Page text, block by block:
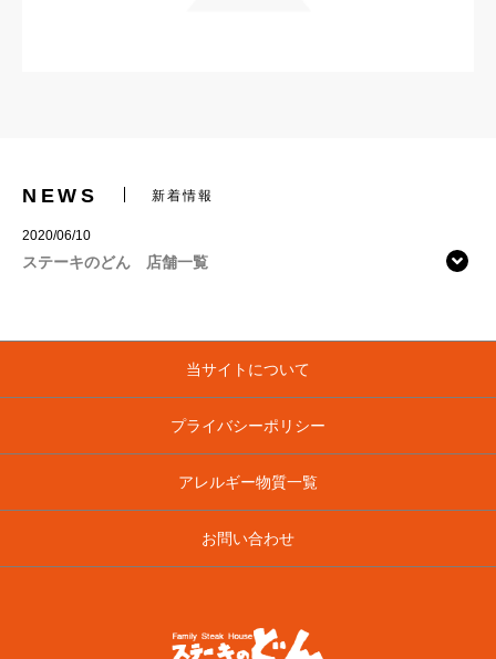
NEWS 新着情報
2020/06/10
ステーキのどん 店舗一覧
当サイトについて
プライバシーポリシー
アレルギー物質一覧
お問い合わせ